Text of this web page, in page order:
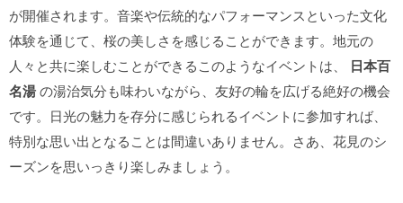
が開催されます。音楽や伝統的なパフォーマンスといった文化
体験を通じて、桜の美しさを感じることができます。地元の
人々と共に楽しむことができるこのようなイベントは、 日本百
名湯の湯治気分も味わいながら、友好の輪を広げる絶好の機会
です。日光の魅力を存分に感じられるイベントに参加すれば、
特別な思い出となることは間違いありません。さあ、花見のシ
ーズンを思いっきり楽しみましょう。